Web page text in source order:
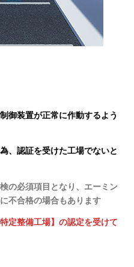
御装置が正常に作動するよう
、認証を受けた工場でないと
の必須項目となり、エーミン
不合格の場合もあります
特定整備工場】 の認定を受けて